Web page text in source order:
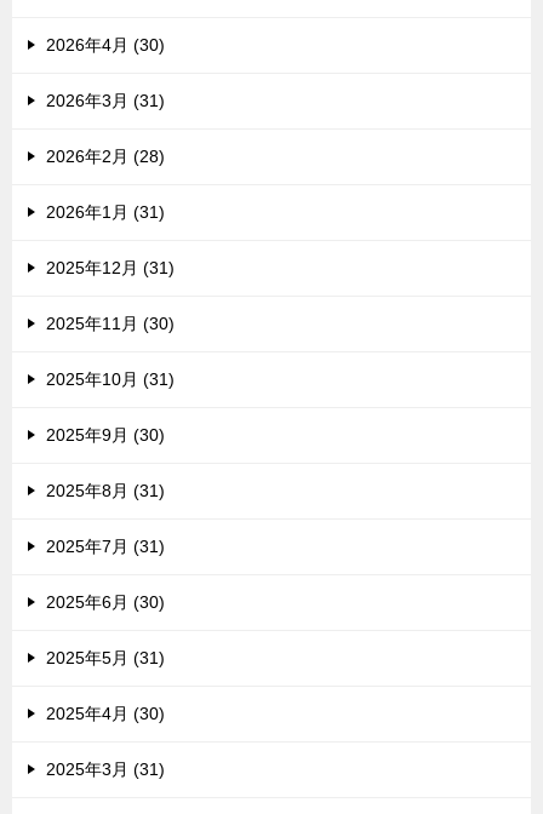
2026年4月 (30)
2026年3月 (31)
2026年2月 (28)
2026年1月 (31)
2025年12月 (31)
2025年11月 (30)
2025年10月 (31)
2025年9月 (30)
2025年8月 (31)
2025年7月 (31)
2025年6月 (30)
2025年5月 (31)
2025年4月 (30)
2025年3月 (31)